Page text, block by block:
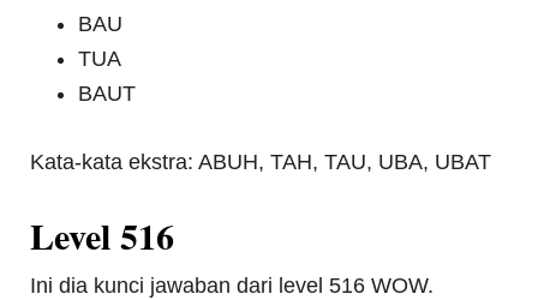
BAU
TUA
BAUT
Kata-kata ekstra: ABUH, TAH, TAU, UBA, UBAT
Level 516
Ini dia kunci jawaban dari level 516 WOW.